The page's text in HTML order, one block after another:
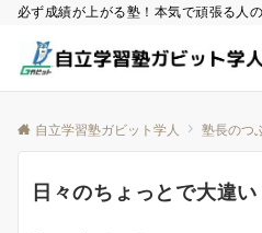
必ず成績が上がる塾！本気で頑張る人
自立学習塾ガビット学人 塾長のつ
日々のちょっとで大違い